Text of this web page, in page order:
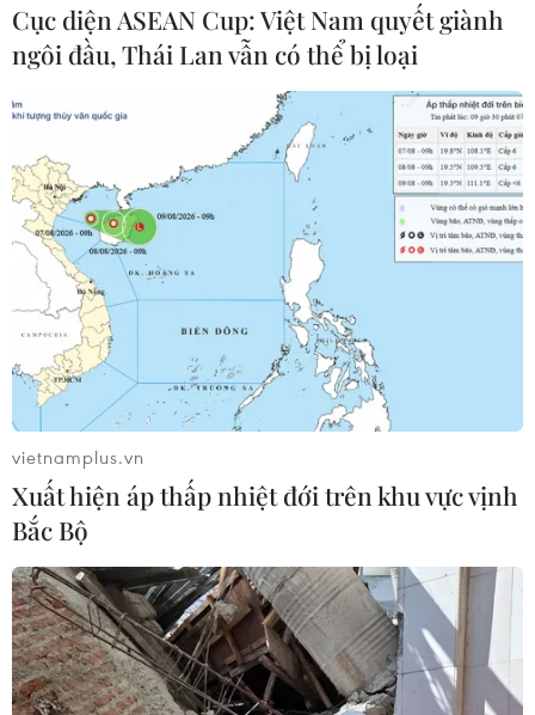
Cục diện ASEAN Cup: Việt Nam quyết giành
ngôi đầu, Thái Lan vẫn có thể bị loại
vietnamplus.vn
Xuất hiện áp thấp nhiệt đới trên khu vực vịnh
Bắc Bộ